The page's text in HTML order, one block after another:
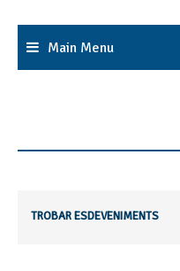
Main Menu
TROBAR ESDEVENIMENTS